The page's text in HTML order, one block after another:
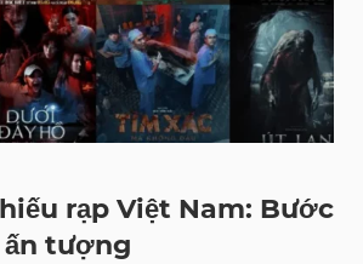
rạp Việt Nam: Bước
ấn tượng